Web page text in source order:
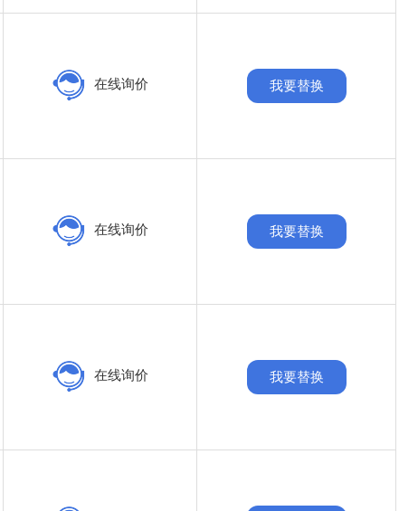
在线询价 我要替换
在线询价 我要替换
在线询价 我要替换